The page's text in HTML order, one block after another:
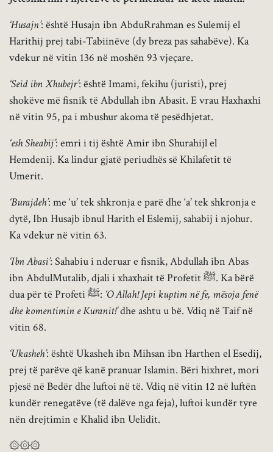
‘Husajn’: është Husajn ibn AbduRrahman es Sulemij el
Harithij prej tabi-Tabiinëve (dy breza pas sahabëve). Ka
vdekur në vitin 136 në moshën 93 vjeçare.
‘Seid ibn Xhubejr’: është Imami, fekihu (juristi), prej
shokëve më fisnik të Abdullah ibn Abasit. E vrau Haxhaxhi
në vitin 95, pa i mbushur akoma të pesëdhjetat.
‘esh Sheabij’: emri i tij është Amir ibn Shurahijl el
Hemdenij. Ka lindur gjatë periudhës së Khilafetit të
Umerit.
‘Burajdeh’: me ‘u’ tek shkronja e parë dhe ‘a’ tek shkronja e
dytë, Ibn Husajb ibnul Harith el Eslemij, sahabij i njohur.
Ka vdekur në vitin 63.
‘Ibn Abasi’: Sahabiu i nderuar e fisnik, Abdullah ibn Abas
ibn AbdulMutalib, djali i xhaxhait të Profetit ﷺ. Ka bërë
dua për të Profeti ﷺ: ‘O Allah! Jepi kuptim në fe, mësoja fenë
dhe komentimin e Kuranit!’dhe ashtu u bë. Vdiq në Taif në
vitin 68.
‘Ukasheh’: është Ukasheh ibn Mihsan ibn Harthen el Esedij,
prej të parëve që kanë pranuar Islamin. Bëri hixhret, mori
pjesë në Bedër dhe luftoi në të. Vdiq në vitin 12 në luftën
kundër renegatëve (të dalëve nga feja), luftoi kundër tyre
nën drejtimin e Khalid ibn Uelidit.
۞۞۞